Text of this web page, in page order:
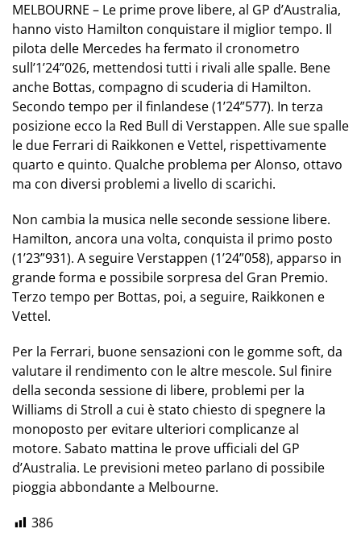
MELBOURNE – Le prime prove libere, al GP d’Australia,
hanno visto Hamilton conquistare il miglior tempo. Il
pilota delle Mercedes ha fermato il cronometro
sull’1’24”026, mettendosi tutti i rivali alle spalle. Bene
anche Bottas, compagno di scuderia di Hamilton.
Secondo tempo per il finlandese (1’24”577). In terza
posizione ecco la Red Bull di Verstappen. Alle sue spalle
le due Ferrari di Raikkonen e Vettel, rispettivamente
quarto e quinto. Qualche problema per Alonso, ottavo
ma con diversi problemi a livello di scarichi.
Non cambia la musica nelle seconde sessione libere.
Hamilton, ancora una volta, conquista il primo posto
(1’23”931). A seguire Verstappen (1’24”058), apparso in
grande forma e possibile sorpresa del Gran Premio.
Terzo tempo per Bottas, poi, a seguire, Raikkonen e
Vettel.
Per la Ferrari, buone sensazioni con le gomme soft, da
valutare il rendimento con le altre mescole. Sul finire
della seconda sessione di libere, problemi per la
Williams di Stroll a cui è stato chiesto di spegnere la
monoposto per evitare ulteriori complicanze al
motore. Sabato mattina le prove ufficiali del GP
d’Australia. Le previsioni meteo parlano di possibile
pioggia abbondante a Melbourne.
386